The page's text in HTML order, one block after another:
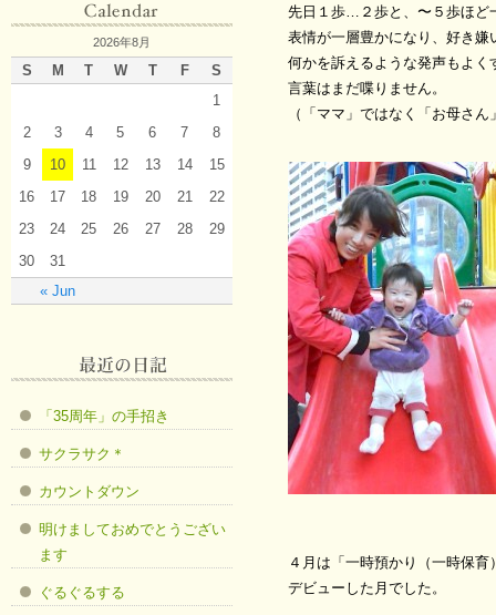
先日１歩…２歩と、〜５歩ほど
表情が一層豊かになり、好き嫌
何かを訴えるような発声もよく
言葉はまだ喋りません。
（「ママ」ではなく「お母さ
４月は「一時預かり（一時保育
デビューした月でした。
2026年8月
S M T W T F S
« Jun
1
2
3 4 5 6 7
8
9
10 11 12 13 14
15
16
17 18 19 20 21
22
23
24 25 26 27 28
29
30
31
「35周年」の手招き
サクラサク＊
カウントダウン
明けましておめでとうござい
ます
ぐるぐるする